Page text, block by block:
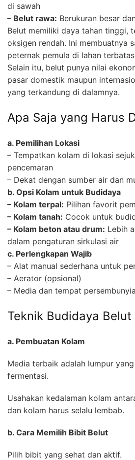
di sawah
– Belut rawa: Berukuran besar
Belut memiliki daya tahan tinggi,
oksigen rendah. Ini membuatnya
peternak pemula di lahan
Selain itu, belut punya nilai
pasar domestik maupun
yang terkandung di dalamnya.
Apa Saja yang Harus
a. Pemilihan Lokasi
– Tempatkan kolam di lokasi
pencemaran
– Dekat dengan sumber air dan
b. Opsi Kolam untuk Budidaya
– Kolam terpal: Pilihan favorit
– Kolam tanah: Cocok untuk
– Kolam beton atau drum: Lebih
dalam pengaturan sirkulasi air
c. Perlengkapan Wajib
– Alat manual sederhana untuk
– Aerator (opsional)
– Media dan tempat
Teknik Budidaya Belut
a. Pembuatan Kolam
Media terbaik adalah lumpur
fermentasi.
Usahakan kedalaman kolam
dan kolam harus selalu lembab.
b. Cara Memilih Bibit Belut
Pilih bibit yang sehat dan aktif.